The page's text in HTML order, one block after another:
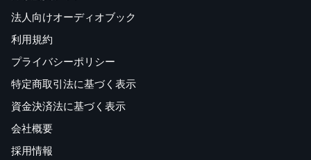
法人向けオーディオブック
利用規約
プライバシーポリシー
特定商取引法に基づく表示
資金決済法に基づく表示
会社概要
採用情報